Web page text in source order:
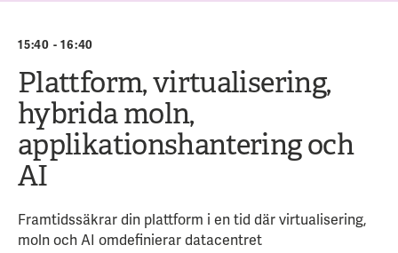
15:40 - 16:40
Plattform, virtualisering,
hybrida moln,
applikationshantering och
AI
Framtidssäkrar din plattform i en tid där virtualisering,
moln och AI omdefinierar datacentret